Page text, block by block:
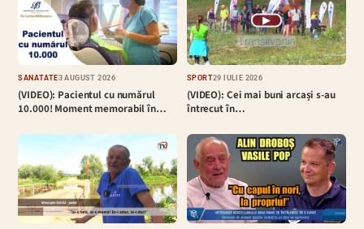
SĂNĂTATE3 AUGUST 2026
(VIDEO): Pacientul cu numărul
10.000! Moment memorabil în…
▶
SPORT29 IULIE 2026
(VIDEO): Cei mai buni arcași s-au
întrecut în…